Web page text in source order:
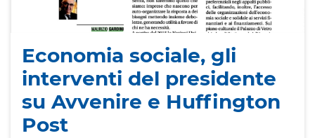
Economia sociale, gli
interventi del presidente
su Avvenire e Huffington
Post